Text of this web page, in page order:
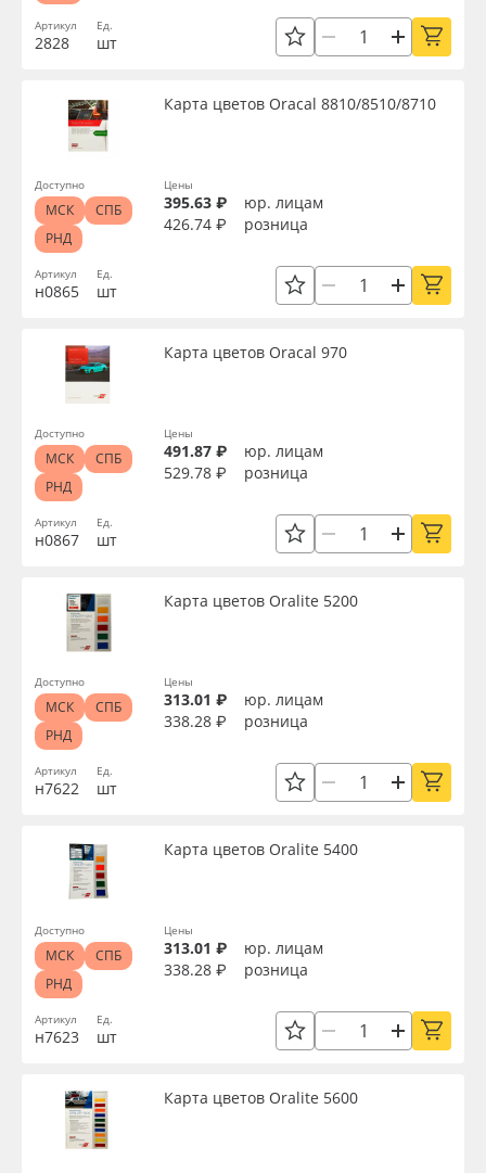
Артикул
2828
Ед.
шт
Артикул
н0865
Карта цветов Oracal 8810/8510/8710
Ед.
шт
Цены
395.63 ₽
юр. лицам
426.74 ₽
розница
Доступно
МСК
СПБ
РНД
Артикул
н0867
Карта цветов Oracal 970
Ед.
шт
Цены
491.87 ₽
юр. лицам
529.78 ₽
розница
Доступно
МСК
СПБ
РНД
Артикул
н7622
Карта цветов Oralite 5200
Ед.
шт
Цены
313.01 ₽
юр. лицам
338.28 ₽
розница
Доступно
МСК
СПБ
РНД
Артикул
н7623
Карта цветов Oralite 5400
Ед.
шт
Цены
313.01 ₽
юр. лицам
338.28 ₽
розница
Доступно
МСК
СПБ
РНД
Карта цветов Oralite 5600